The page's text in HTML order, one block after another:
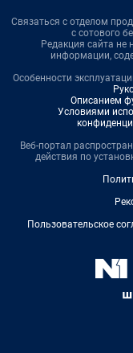
Связаться с отделом
с сотового
Редакция сайта не
информации,
Особенности
Описанием
Условиями
Веб-портал
действия по
Пользовательское